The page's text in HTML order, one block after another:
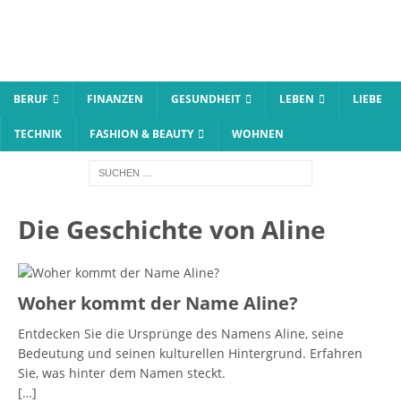
BERUF FINANZEN GESUNDHEIT LEBEN LIEBE
TECHNIK FASHION & BEAUTY WOHNEN
Die Geschichte von Aline
Woher kommt der Name Aline?
Entdecken Sie die Ursprünge des Namens Aline, seine
Bedeutung und seinen kulturellen Hintergrund. Erfahren
Sie, was hinter dem Namen steckt.
[…]